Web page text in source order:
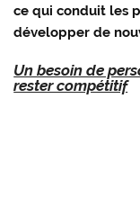
ce qui conduit les
développer de
Un besoin de
rester compétitif